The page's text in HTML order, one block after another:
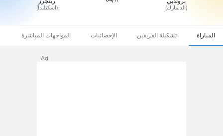
(الدنمارك) (اسكتلندا)
المباراة تشكيلة الفريقين الإحصائيات المواجهات المباشرة
Ad